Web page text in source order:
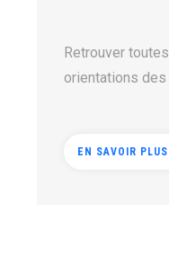
Retrouver
orientations des
EN SAVOIR PLUS